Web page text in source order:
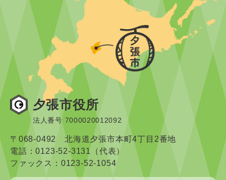
夕張市役所
法人番号 7000020012092
〒068-0492 北海道夕張市本町4丁目2番地
電話：0123-52-3131（代表）
ファックス：0123-52-1054